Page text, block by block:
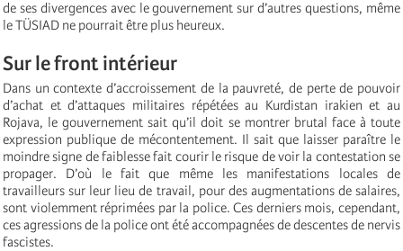
de ses divergences avec le gouvernement sur d’autres questions, même
le TÜSIAD ne pourrait être plus heureux.
Sur le front intérieur
Dans un contexte d’accroissement de la pauvreté, de perte de pouvoir
d’achat et d’attaques militaires répétées au Kurdistan irakien et au
Rojava, le gouvernement sait qu’il doit se montrer brutal face à toute
expression publique de mécontentement. Il sait que laisser paraître le
moindre signe de faiblesse fait courir le risque de voir la contestation se
propager. D’où le fait que même les manifestations locales de
travailleurs sur leur lieu de travail, pour des augmentations de salaires,
sont violemment réprimées par la police. Ces derniers mois, cependant,
ces agressions de la police ont été accompagnées de descentes de nervis
fascistes.